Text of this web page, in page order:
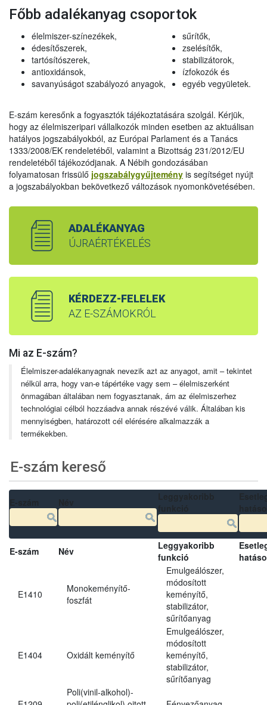
Főbb adalékanyag csoportok
élelmiszer-színezékek,
édesítőszerek,
tartósítószerek,
antioxidánsok,
savanyúságot szabályozó anyagok,
sűrítők,
zselésítők,
stabilizátorok,
ízfokozók és
egyéb vegyületek.
E-szám keresőnk a fogyasztók tájékoztatására szolgál. Kérjük,
hogy az élelmiszeripari vállalkozók minden esetben az aktuálisan
hatályos jogszabályokból, az Európai Parlament és a Tanács
1333/2008/EK rendeletéből, valamint a Bizottság 231/2012/EU
rendeletéből tájékozódjanak. A Nébih gondozásában
folyamatosan frissülő jogszabálygyűjtemény is segítséget nyújt
a jogszabályokban bekövetkező változások nyomonkövetésében.
ADALÉKANYAG
ÚJRAÉRTÉKELÉS
KÉRDEZZ-FELELEK
AZ E-SZÁMOKRÓL
Mi az E-szám?
Élelmiszer-adalékanyagnak nevezik azt az anyagot, amit – tekintet
nélkül arra, hogy van-e tápértéke vagy sem – élelmiszerként
önmagában általában nem fogyasztanak, ám az élelmiszerhez
technológiai célból hozzáadva annak részévé válik. Általában kis
mennyiségben, határozott cél elérésére alkalmazzák a
termékekben.
E-szám kereső
E-szám Név
Leggyakoribb
funkció
E1410
Monokeményítő-
foszfát
Emulgeálószer,
módosított
keményítő,
stabilizátor,
sűrítőanyag
E1404 Oxidált keményítő
Emulgeálószer,
módosított
keményítő,
stabilizátor,
sűrítőanyag
Poli(vinil-alkohol)-